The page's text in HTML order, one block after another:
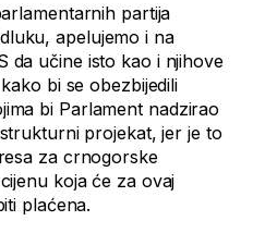
partija
apelujemo i na
da učine isto kao i njihove
bi se obezbijedili
bi Parlament nadzirao
projekat, jer je to
za crnogorske
koja će za ovaj
plaćena.